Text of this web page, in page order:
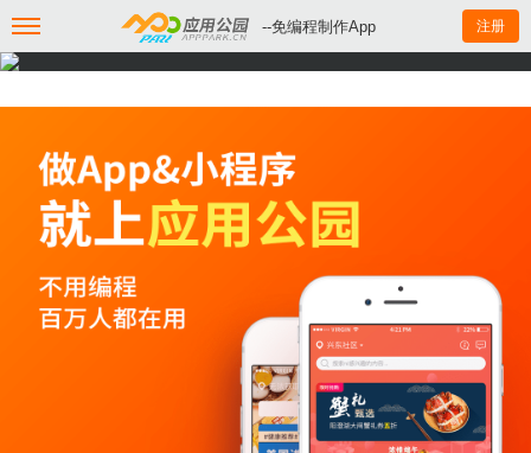
--免编程制作App 注册